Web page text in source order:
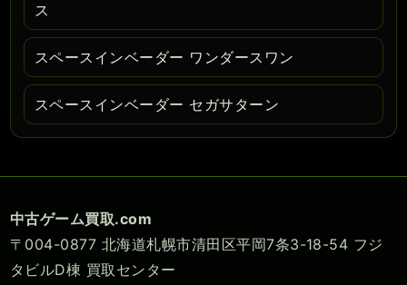
ス
スペースインベーダー ワンダースワン
スペースインベーダー セガサターン
中古ゲーム買取.com
〒004-0877 北海道札幌市清田区平岡7条3-18-54 フジ
タビルD棟 買取センター